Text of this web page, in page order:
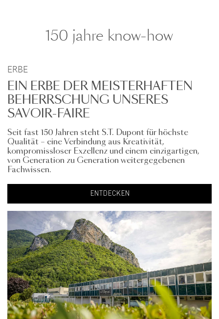
150 jahre know-how
ERBE
EIN ERBE DER MEISTERHAFTEN
BEHERRSCHUNG UNSERES
SAVOIR-FAIRE
Seit fast 150 Jahren steht S.T. Dupont für höchste
Qualität – eine Verbindung aus Kreativität,
kompromissloser Exzellenz und einem einzigartigen,
von Generation zu Generation weitergegebenen
Fachwissen.
ENTDECKEN